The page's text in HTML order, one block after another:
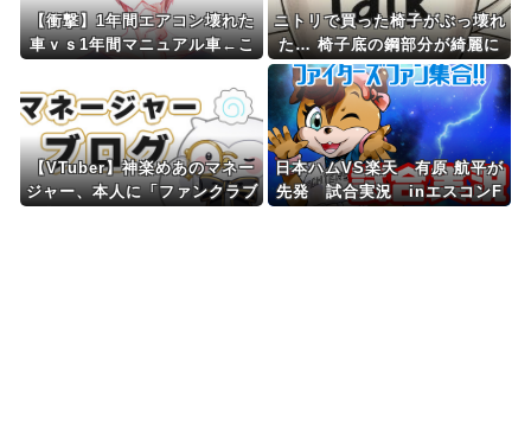
【衝撃】1年間エアコン壊れた
車ｖｓ1年間マニュアル車←こ
ニトリで買った椅子がぶっ壊れ
た… 椅子底の鋼部分が綺麗に
割れた…
【VTuber】神楽めあのマネー
ジャー、本人に「ファンクラブ
日本ハムVS楽天 有原 航平が
先発 試合実況 inエスコンF